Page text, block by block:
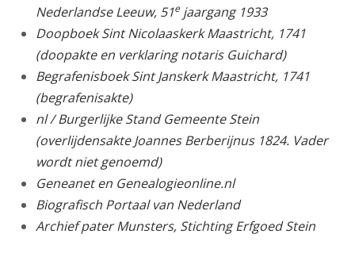
Nederlandse Leeuw, 51e jaargang 1933
Doopboek Sint Nicolaaskerk Maastricht, 1741
(doopakte en verklaring notaris Guichard)
Begrafenisboek Sint Janskerk Maastricht, 1741
(begrafenisakte)
nl / Burgerlijke Stand Gemeente Stein
(overlijdensakte Joannes Berberijnus 1824. Vader
wordt niet genoemd)
Geneanet en Genealogieonline.nl
Biografisch Portaal van Nederland
Archief pater Munsters, Stichting Erfgoed Stein